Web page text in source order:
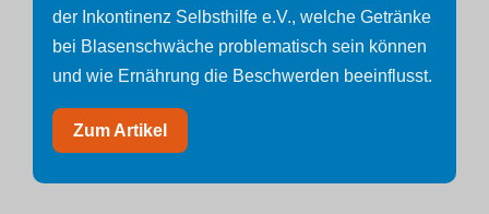
der Inkontinenz Selbsthilfe e.V., welche Getränke
bei Blasenschwäche problematisch sein können
und wie Ernährung die Beschwerden beeinflusst.
Zum Artikel